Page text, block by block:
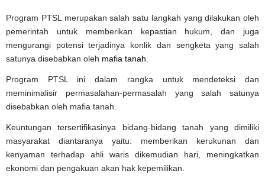
Program PTSL merupakan salah satu langkah yang dilakukan oleh
pemerintah untuk memberikan kepastian hukum, dan juga
mengurangi potensi terjadinya konlik dan sengketa yang salah
satunya disebabkan oleh mafia tanah
Program PTSL ini dalam rangka untuk mendeteksi dan
meminimalisir permasalahan-permasalah yang salah satunya
disebabkan oleh mafia tanah.
Keuntungan tersertifikasinya bidang-bidang tanah yang dimiliki
masyarakat diantaranya yaitu: memberikan kerukunan dan
kenyaman terhadap ahli waris dikemudian hari, meningkatkan
ekonomi dan pengakuan akan hak kepemilikan.